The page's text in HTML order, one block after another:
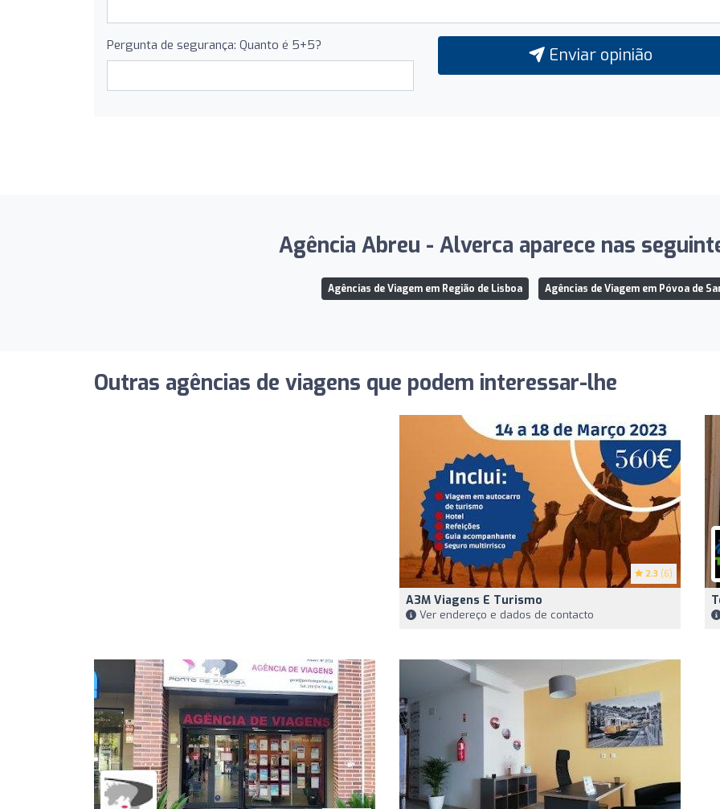
Pergunta de segurança: Quanto é 5+5? Enviar opinião
Agência Abreu - Alverca aparece nas
Agências de Viagem em Região de Lisboa Agências de Viagem em Póvoa de
Outras agências de viagens que podem interessar-lhe
2.3 (6)
A3M Viagens E Turismo
Ver endereço e dados de contacto